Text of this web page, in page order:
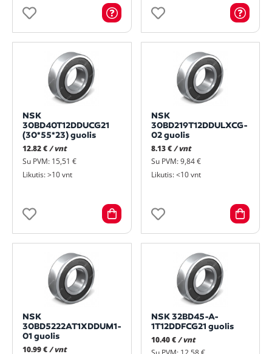
NSK
30BD40T12DDUCG21
(30*55*23) guolis
12.82 €/ vnt
Su PVM: 15,51 €
Likutis: >10 vnt
NSK
30BD219T12DDULXCG-
02 guolis
8.13 € / vnt
Su PVM: 9,84 €
Likutis: <10 vnt
NSK
30BD5222AT1XDDUM1-
01 guolis
10.99 €/ vnt
NSK 32BD45-A-
1T12DDFCG21 guolis
10.40 € / vnt